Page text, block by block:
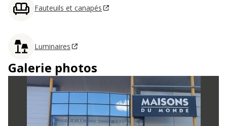
Fauteuils et canapés
Luminaires
Galerie photos